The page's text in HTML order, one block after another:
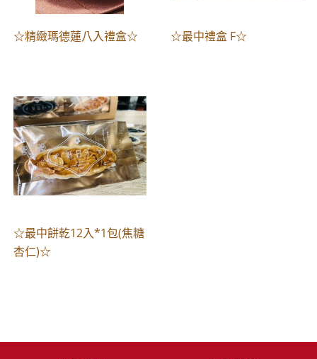
☆精緻瑪德蓮八入禮盒☆ ☆最中禮盒 F☆
☆最中餅乾12入*1包(焦糖
杏仁)☆